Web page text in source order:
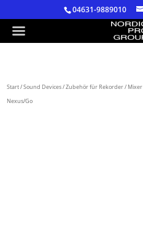
04631-9889010
Start/Sound Devices/Zubehör für Rekorder / Mixer
Nexus/Go